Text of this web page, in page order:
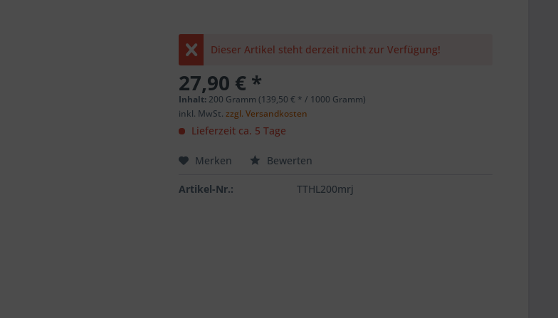
Dieser Artikel steht derzeit nicht zur Verfügung!
27,90 € *
Inhalt: 200 Gramm (139,50 € * / 1000 Gramm)
inkl. MwSt.zzgl. Versandkosten
Lieferzeit ca. 5 Tage
Merken Bewerten
Artikel-Nr.: TTHL200mrj